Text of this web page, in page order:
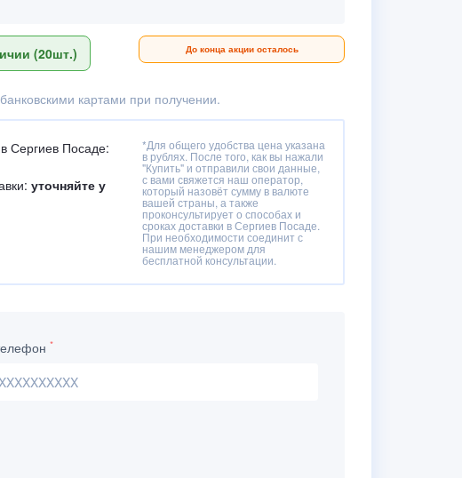
(20шт.) До конца акции осталось
картами при получении.
Сергиев Посаде:
уточняйте у
*Для общего удобства цена указана
в рублях. После того, как вы нажали
"Купить" и отправили свои данные,
с вами свяжется наш оператор,
который назовёт сумму в валюте
вашей страны, а также
проконсультирует о способах и
сроках доставки в Сергиев Посаде.
При необходимости соединит с
нашим менеджером для
бесплатной консультации.
*